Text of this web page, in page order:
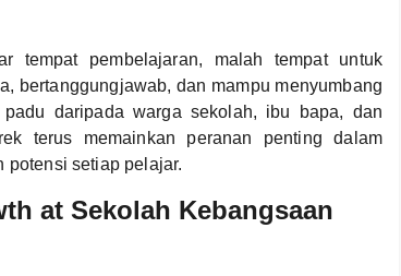
tempat pembelajaran, malah tempat untuk
bertanggungjawab, dan mampu menyumbang
daripada warga sekolah, ibu bapa, dan
terus memainkan peranan penting dalam
potensi setiap pelajar.
at Sekolah Kebangsaan